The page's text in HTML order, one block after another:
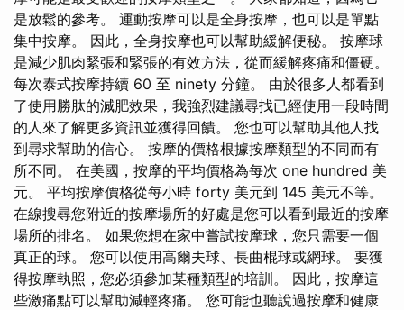
是放鬆的參考。 運動按摩可以是全身按摩，也可以是單點
集中按摩。 因此，全身按摩也可以幫助緩解便秘。 按摩球
是減少肌肉緊張和緊張的有效方法，從而緩解疼痛和僵硬。
每次泰式按摩持續 60 至 ninety 分鐘。 由於很多人都看到
了使用勝肽的減肥效果，我強烈建議尋找已經使用一段時間
的人來了解更多資訊並獲得回饋。 您也可以幫助其他人找
到尋求幫助的信心。 按摩的價格根據按摩類型的不同而有
所不同。 在美國，按摩的平均價格為每次 one hundred 美
元。 平均按摩價格從每小時 forty 美元到 145 美元不等。
在線搜尋您附近的按摩場所的好處是您可以看到最近的按摩
場所的排名。 如果您想在家中嘗試按摩球，您只需要一個
真正的球。 您可以使用高爾夫球、長曲棍球或網球。 要獲
得按摩執照，您必須參加某種類型的培訓。 因此，按摩這
些激痛點可以幫助減輕疼痛。 您可能也聽說過按摩和健康